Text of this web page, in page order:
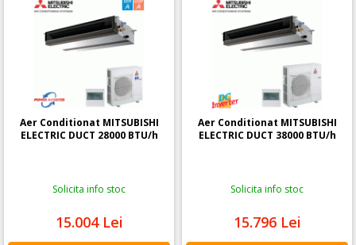
Aer Conditionat MITSUBISHI
ELECTRIC DUCT 28000 BTU/h
Solicita info stoc
15.004 Lei
Aer Conditionat MITSUBISHI
ELECTRIC DUCT 38000 BTU/h
Solicita info stoc
15.796 Lei